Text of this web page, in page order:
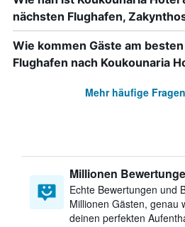
nächsten Flughafen,
Wie kommen Gäste am
Flughafen nach Koukounaria
Mehr häufige
Millionen
Echte Bewertungen und
Millionen Gästen, genau
deinen perfekten